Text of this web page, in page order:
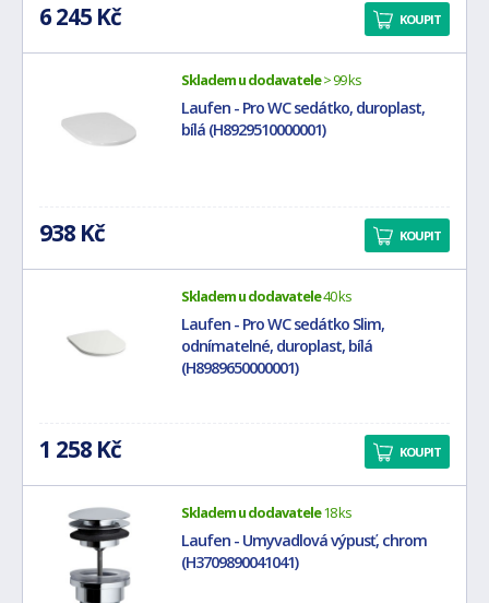
6 245 Kč KOUPIT
Skladem u dodavatele> 99 ks
Laufen - Pro WC sedátko, duroplast,
bílá (H8929510000001)
938 Kč KOUPIT
Skladem u dodavatele40 ks
Laufen - Pro WC sedátko Slim,
odnímatelné, duroplast, bílá
(H8989650000001)
1 258 Kč KOUPIT
Skladem u dodavatele18 ks
Laufen - Umyvadlová výpusť, chrom
(H3709890041041)